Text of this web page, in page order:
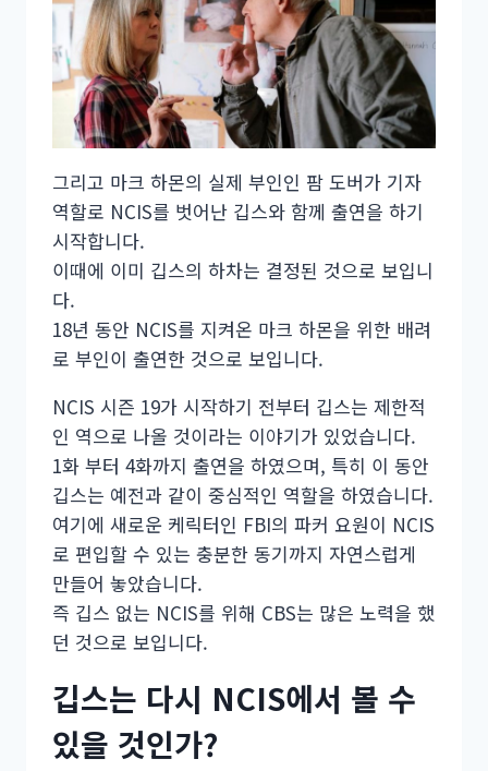
그리고 마크 하몬의 실제 부인인 팜 도버가 기자
역할로 NCIS를 벗어난 깁스와 함께 출연을 하기
시작합니다.
이때에 이미 깁스의 하차는 결정된 것으로 보입니
다.
18년 동안 NCIS를 지켜온 마크 하몬을 위한 배려
로 부인이 출연한 것으로 보입니다.
NCIS 시즌 19가 시작하기 전부터 깁스는 제한적
인 역으로 나올 것이라는 이야기가 있었습니다.
1화 부터 4화까지 출연을 하였으며, 특히 이 동안
깁스는 예전과 같이 중심적인 역할을 하였습니다.
여기에 새로운 케릭터인 FBI의 파커 요원이 NCIS
로 편입할 수 있는 충분한 동기까지 자연스럽게
만들어 놓았습니다.
즉 깁스 없는 NCIS를 위해 CBS는 많은 노력을 했
던 것으로 보입니다.
깁스는 다시 NCIS에서 볼 수
있을 것인가?